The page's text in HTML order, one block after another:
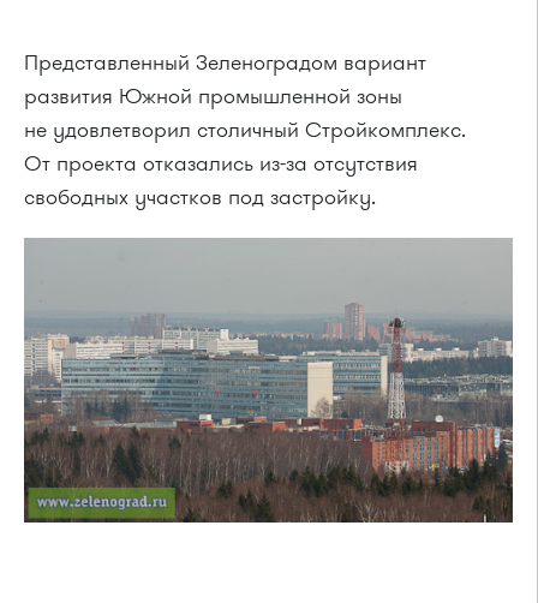
Представленный Зеленоградом вариант
развития Южной промышленной зоны
не удовлетворил столичный Стройкомплекс.
От проекта отказались из-за отсутствия
свободных участков под застройку.